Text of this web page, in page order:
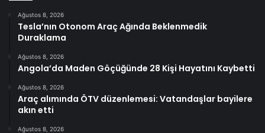
Ağustos 8, 2026
Tesla’nın Otonom Araç Ağında Beklenmedik
Duraklama
Ağustos 8, 2026
Angola’da Maden Göçüğünde 28 Kişi Hayatını Kaybetti
Ağustos 8, 2026
Araç alımında ÖTV düzenlemesi: Vatandaşlar bayilere
akın etti
Ağustos 8, 2026